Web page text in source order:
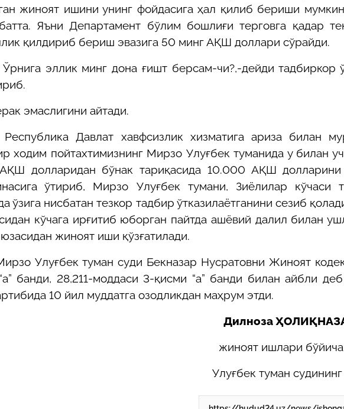
жиноят ишини унинг фойдасига ҳал қилиб бериши
Яъни Департамент бўлим бошлиғи терговга қадар
қилдириб бериш эвазига 50 минг АҚШ доллари сўрайди.
эллик минг дона ғишт берсам-чи?,-дейди тадбиркор
эмаслигини айтади.
Давлат хавфсизлик хизматига ариза билан
ходим пойтахтимизнинг Мирзо Улуғбек туманида у билан
долларидан бўнак тариқасида 10.000 АҚШ долларини
ўтириб, Мирзо Улуғбек тумани, Зиёлилар кўчаси
ўзига нисбатан тезкор тадбир ўтказилаётганини сезиб
кўчага ирғитиб юборган пайтда ашёвий далил билан
жиноят иши қўзғатилади.
Улуғбек туман суди Бекназар Нусратовни Жиноят
банди, 28,211-моддаси 3-қисми “а” банди билан айбли
10 йил муддатга озодликдан маҳрум этди.
Дилноза
жиноят ишлари
Улуғбек туман